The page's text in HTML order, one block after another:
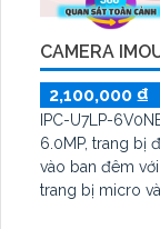
CAMERA
2,100,000 ₫
IPC-U7LP-
6.0MP, trang bị
vào ban đêm
trang bị micro